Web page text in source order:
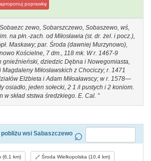
poprawkę
zewo, Sobarszczewo, Sobaszewo, wś,
na płn.-zach. od Miłosławia (st. dr. żel. i pocz.),
Maskawy; par. Środa (dawniej Murzynowo),
Kościelne, 7 dm., 118 mk. W r. 1467-9
gnieźnieński, dziedzic Dębna i Nowegomiasta,
Magdaleny Miłosławskich z Chociczy; r. 1471
Elżbieta i Adam Miłoaławscy; w r. 1578—
osiadło, jeden sołecki, 2 1 /i pustych i 2 koniom.
w skład ststwa średzkiego. E. Cal.
wsi Sabaszczewo
(6,1 km) Środa Wielkopolska (10,4 km)